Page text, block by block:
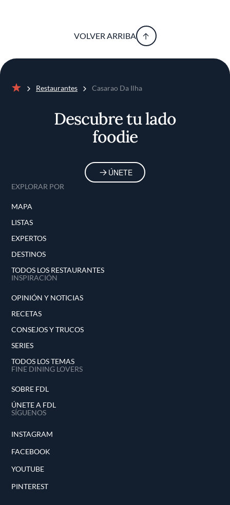
VOLVER ARRIBA
Restaurantes Casarao Da Ilha
Descubre tu lado
foodie
ÚNETE
EXPLORAR POR
MAPA
LISTAS
EXPERTOS
DESTINOS
TODOS LOS RESTAURANTES
INSPIRACIÓN
OPINIÓN Y NOTICIAS
RECETAS
CONSEJOS Y TRUCOS
SERIES
TODOS LOS TEMAS
FINE DINING LOVERS
SOBRE FDL
ÚNETE A FDL
SÍGUENOS
INSTAGRAM
FACEBOOK
YOUTUBE
PINTEREST